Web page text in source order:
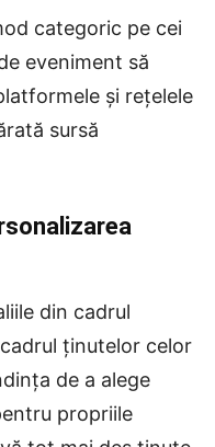
categoric pe cei
eveniment să
și rețelele
sursă
din cadrul
ținutelor celor
de a alege
propriile